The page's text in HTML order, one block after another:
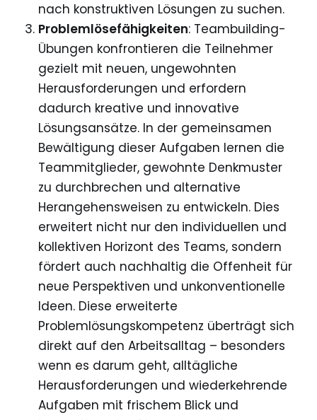
nach konstruktiven Lösungen zu suchen.
Problemlösefähigkeiten: Teambuilding-
Übungen konfrontieren die Teilnehmer
gezielt mit neuen, ungewohnten
Herausforderungen und erfordern
dadurch kreative und innovative
Lösungsansätze. In der gemeinsamen
Bewältigung dieser Aufgaben lernen die
Teammitglieder, gewohnte Denkmuster
zu durchbrechen und alternative
Herangehensweisen zu entwickeln. Dies
erweitert nicht nur den individuellen und
kollektiven Horizont des Teams, sondern
fördert auch nachhaltig die Offenheit für
neue Perspektiven und unkonventionelle
Ideen. Diese erweiterte
Problemlösungskompetenz überträgt sich
direkt auf den Arbeitsalltag – besonders
wenn es darum geht, alltägliche
Herausforderungen und wiederkehrende
Aufgaben mit frischem Blick und